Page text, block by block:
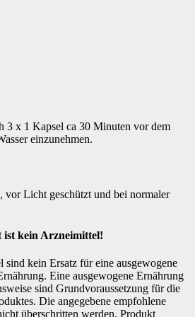
3 x 1 Kapsel ca 30 Minuten vor dem
einzunehmen.
vor Licht geschützt und bei normaler
ist kein Arzneimittel!
sind kein Ersatz für eine ausgewogene
Eine ausgewogene Ernährung
sind Grundvoraussetzung für die
Die angegebene empfohlene
überschritten werden. Produkt